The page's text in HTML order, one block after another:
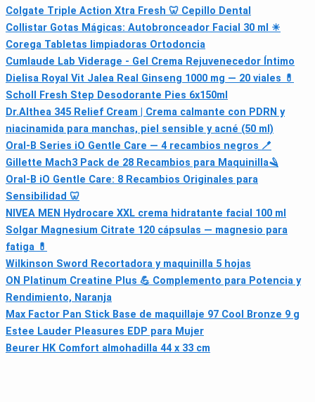
Colgate Triple Action Xtra Fresh 🦷 Cepillo Dental
Collistar Gotas Mágicas: Autobronceador Facial 30 ml ☀
Corega Tabletas limpiadoras Ortodoncia
Cumlaude Lab Viderage - Gel Crema Rejuvenecedor Íntimo
Dielisa Royal Vit Jalea Real Ginseng 1000 mg — 20 viales 💊
Scholl Fresh Step Desodorante Pies 6x150ml
Dr.Althea 345 Relief Cream | Crema calmante con PDRN y
niacinamida para manchas, piel sensible y acné (50 ml)
Oral-B Series iO Gentle Care — 4 recambios negros 🪥
Gillette Mach3 Pack de 28 Recambios para Maquinilla🪒
Oral-B iO Gentle Care: 8 Recambios Originales para
Sensibilidad 🦷
NIVEA MEN Hydrocare XXL crema hidratante facial 100 ml
Solgar Magnesium Citrate 120 cápsulas — magnesio para
fatiga 💊
Wilkinson Sword Recortadora y maquinilla 5 hojas
ON Platinum Creatine Plus 💪 Complemento para Potencia y
Rendimiento, Naranja
Max Factor Pan Stick Base de maquillaje 97 Cool Bronze 9 g
Estee Lauder Pleasures EDP para Mujer
Beurer HK Comfort almohadilla 44 x 33 cm